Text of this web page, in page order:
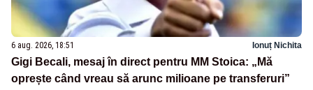
6 aug. 2026, 18:51 Ionuț Nichita
Gigi Becali, mesaj în direct pentru MM Stoica: „Mă
oprește când vreau să arunc milioane pe transferuri”